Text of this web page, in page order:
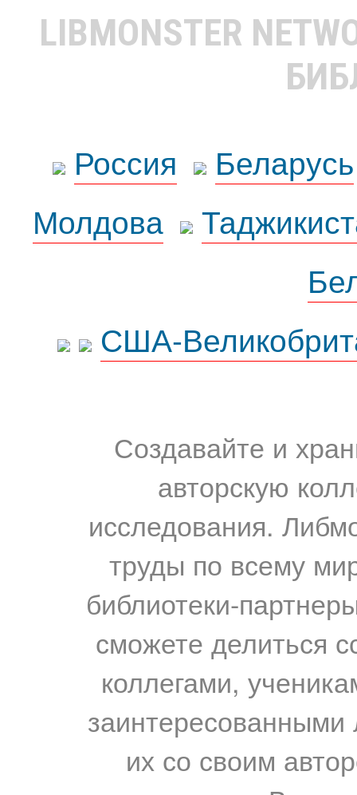
LIBMONSTER
Россия
Беларусь
Молдова
США-
Создавайте и
авторскую
исследования.
труды по всему
библиотеки-
сможете делиться
коллегами,
их со своим